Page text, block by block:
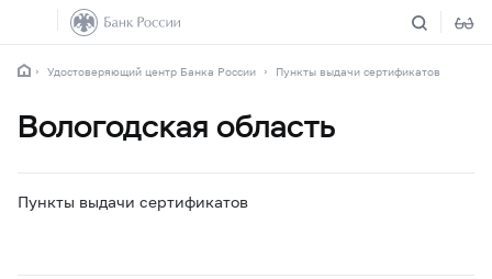
Удостоверяющий центр Банка России Пункты выдачи сертификатов
Вологодская область
Пункты выдачи сертификатов